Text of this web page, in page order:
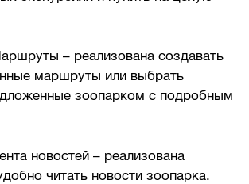
– реализована создавать
маршруты или выбрать
зоопарком с подробным
– реализована
читать новости зоопарка.